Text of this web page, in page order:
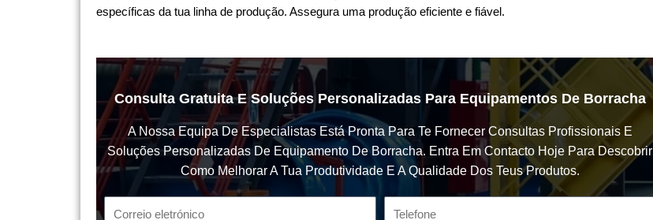
específicas da tua linha de produção. Assegura uma produção eficiente e fiável.
Consulta Gratuita E Soluções Personalizadas Para Equipamentos De Borracha
A Nossa Equipa De Especialistas Está Pronta Para Te Fornecer Consultas Profissionais E
Soluções Personalizadas De Equipamento De Borracha. Entra Em Contacto Hoje Para Descobrir
Como Melhorar A Tua Produtividade E A Qualidade Dos Teus Produtos.